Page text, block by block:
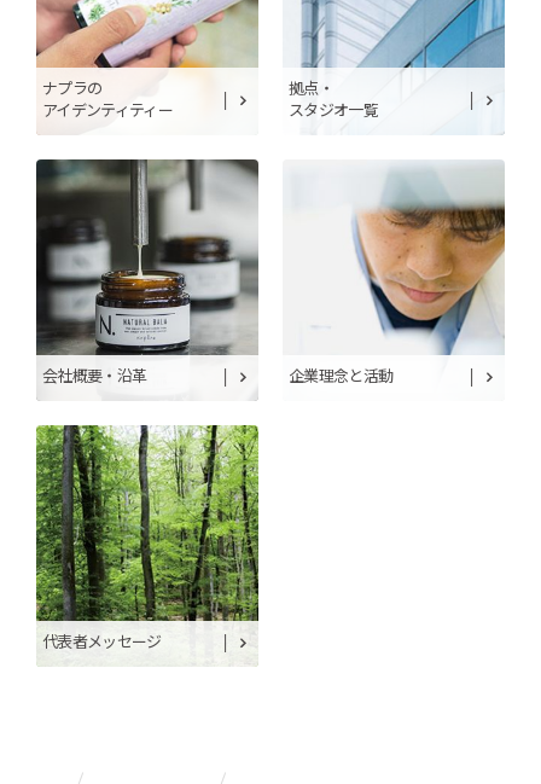
ナプラの
アイデンティティー
拠点・
スタジオ一覧
会社概要・沿革 企業理念と活動
代表者メッセージ